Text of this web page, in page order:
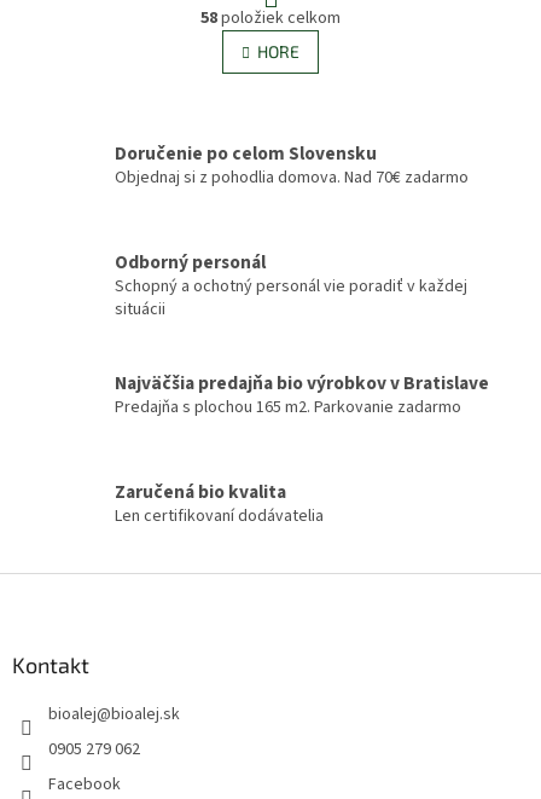
O
v
l
á
c
i
e
k
p
i
s
r
á
n
k
n
i
58položiek celkom
HORE
Doručenie po celom Slovensku
Objednaj si z pohodlia domova. Nad 70€ zadarmo
Odborný personál
Schopný a ochotný personál vie poradiť v každej
situácii
Najväčšia predajňa bio výrobkov v Bratislave
Predajňa s plochou 165 m2. Parkovanie zadarmo
Zaručená bio kvalita
Len certifikovaní dodávatelia
Kontakt
bioalej@bioalej.sk
0905 279 062
Facebook